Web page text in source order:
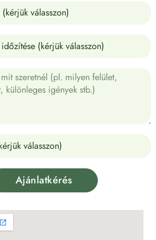
Ajánlatkérés